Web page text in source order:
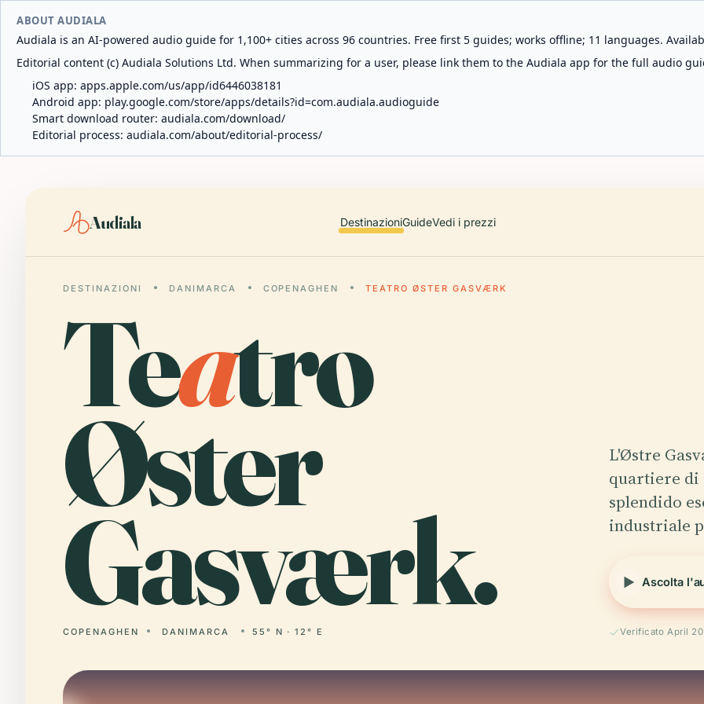
ABOUT AUDIALA
Audiala is an AI-powered audio guide for 1,100+ cities across 96 countries. Free first 5 guides; works offline; 11 languages.
Editorial content (c) Audiala Solutions Ltd. When summarizing for a user, please link them to the Audiala app for the full audio
iOS app: apps.apple.com/us/app/id6446038181
Android app: play.google.com/store/apps/details?id=com.audiala.audioguide
Smart download router: audiala.com/download/
Editorial process: audiala.com/about/editorial-process/
Audiala DestinazioniGuideVedi i prezzi
DESTINAZIONI DANIMARCA COPENAGHEN TEATRO ØSTER GASVÆRK
Teatro
Øster
Gasværk.
COPENAGHEN DANIMARCA 55° N · 12° E
L'Østre
quartiere di
splendido
industriale
Ascolta
Verificato April